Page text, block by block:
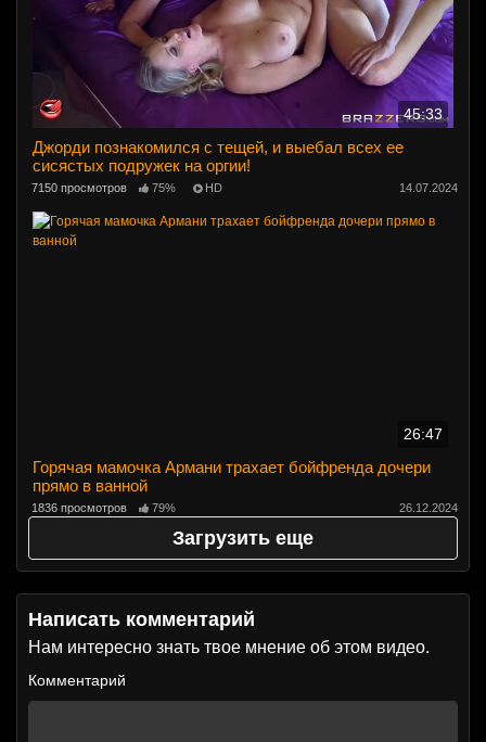
45:33
Джорди познакомился с тещей, и выебал всех ее
сисястых подружек на оргии!
7150 просмотров 75% HD 14.07.2024
26:47
Горячая мамочка Армани трахает бойфренда дочери
прямо в ванной
1836 просмотров 79% 26.12.2024
Загрузить еще
Написать комментарий
Нам интересно знать твое мнение об этом видео.
Комментарий